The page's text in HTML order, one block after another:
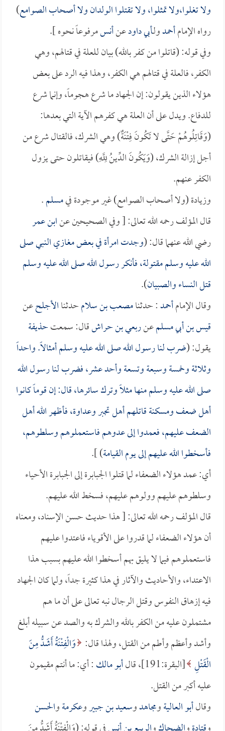
ولا تغلوا،ولا تمثلوا، ولا تقتلوا الولدان ولا أصحاب الصوامع)
رواه الإمامأحمدولـأبي داودعنأنسمرفوعاً نحوه ].
وفي قوله: (قاتلوا من كفر بالله) بيان للعلة في قتالهم، وهي
الكفر، فالعلة في قتالهم هي الكفر، وهذا فيه الرد على بعض
هؤلاء الذين يقولون: إن الجهاد ما شرع هجوماً، وإنما شرع
للدفاع. ويدل على أن العلة هي كفرهم الآية التي بعدها:
(وَقَاتِلُوهُمْ حَتَّى لا تَكُونَ فِتْنَةٌ) وهي الشرك، فالقتال شرع من
أجل إزالة الشرك، (وَيَكُونَ الدِّينُ لِلَّهِ) فيقاتلون حتى يزول
الكفر عنهم.
وزيادة (ولا أصحاب الصوامع) غير موجودة فيمسلم.
قال المؤلف رحمه الله تعالى: [ وفي الصحيحين عنابن عمر
رضي الله عنهما قال: (وجدت امرأة في بعض مغازي النبي صلى
الله عليه وسلم مقتولة، فأنكر رسول الله صلى الله عليه وسلم
قتل النساء والصبيان).
وقال الإمامأحمد: حدثنامصعب بن سلامحدثناالأجلحعن
قيس بن أبي مسلمعنربعي بن حراشقال: سمعتحذيفة
يقول: (ضرب لنا رسول الله صلى الله عليه وسلم أمثالاً. واحداً
وثلاثة وخمسة وسبعة وتسعة وأحد عشر، فضرب لنا رسول الله
صلى الله عليه وسلم منها مثلاً وترك سائرها، قال: إن قوماً كانوا
أهل ضعف ومسكنة قاتلهم أهل تجبر وعداوة، فأظهر الله أهل
الضعف عليهم، فعمدوا إلى عدوهم فاستعملوهم وسلطوهم،
فأسخطوا الله عليهم إلى يوم القيامة) ].
أي: عمد هؤلاء الضعفاء لما قتلوا الجبابرة إلى الجبابرة الأحياء
وسلطوهم عليهم وولوهم عليهم، فسخط الله عليهم.
قال المؤلف رحمه الله تعالى: [ هذا حديث حسن الإسناد، ومعناه
أن هؤلاء الضعفاء لما قدروا على الأقوياء فاعتدوا عليهم
فاستعملوهم فيما لا يليق بهم أسخطوا الله عليهم بسبب هذا
الاعتداء، والأحاديث والآثار في هذا كثيرة جداً، ولما كان الجهاد
فيه إزهاق النفوس وقتل الرجال نبه تعالى على أن ما هم
مشتملون عليه من الكفر بالله والشرك به والصد عن سبيله أبلغ
وأشد وأعظم وأطم من القتل، ولهذا قال: وَالْفِتْنَةُ أَشَدُّ مِنَ
الْقَتْلِ [البقرة:191]، قال أبو مالك: أي: ما أنتم مقيمون
عليه أكبر من القتل.
وقالأبو العاليةومجاهدوسعيد بن جبيروعكرمةوالحسن